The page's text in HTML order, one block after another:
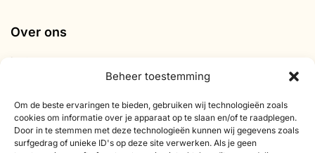
Beheer toestemming
Om de beste ervaringen te bieden, gebruiken wij technologieën zoals
cookies om informatie over je apparaat op te slaan en/of te raadplegen.
Door in te stemmen met deze technologieën kunnen wij gegevens zoals
surfgedrag of unieke ID's op deze site verwerken. Als je geen
Over ons
Contact
Partners
Affiliate programma